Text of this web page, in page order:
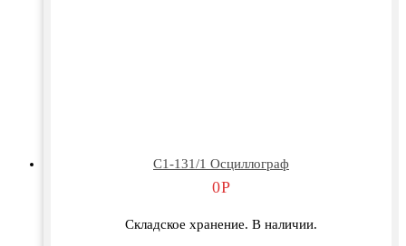
С1-131/1 Осциллограф
0Р
Складское хранение. В наличии.